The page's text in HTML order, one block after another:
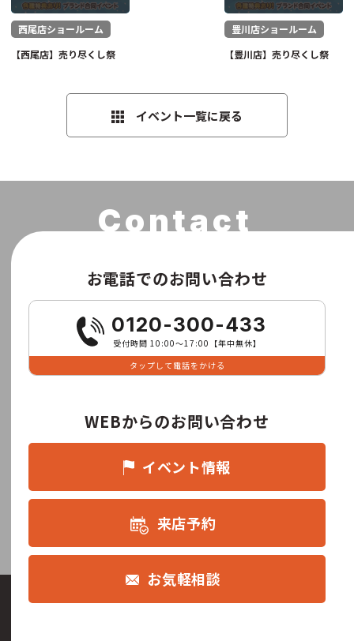
西尾店ショールーム
【西尾店】売り尽くし祭
豊川店ショールーム
【豊川店】売り尽くし祭
イベント一覧に戻る
お電話でのお問い合わせ
0120-300-433
受付時間 10:00〜17:00【年中無休】
タップして電話をかける
WEBからのお問い合わせ
イベント情報
来店予約
お気軽相談